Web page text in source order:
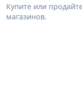
Купите или
магазинов.